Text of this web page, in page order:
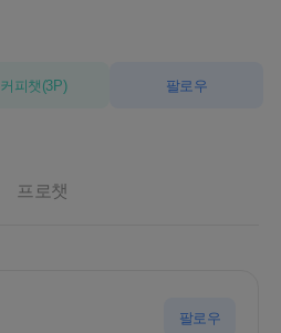
커피챗 (3P) 팔로우
프로챗
팔로우